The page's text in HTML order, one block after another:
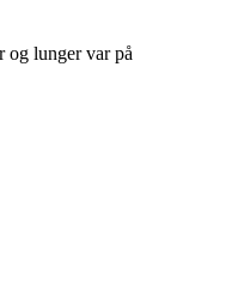
og lunger var på